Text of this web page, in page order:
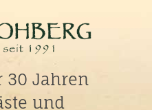
30 Jahren
und